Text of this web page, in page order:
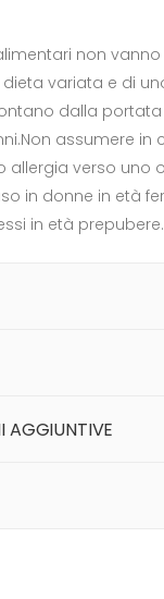
non
variata e di
dalla
assumere in
allergia verso uno
in donne in età
in età prepubere.
AGGIUNTIVE